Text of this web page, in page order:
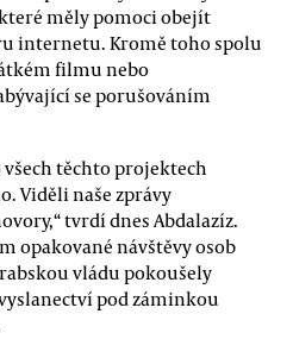
měly pomoci obejít
internetu. Kromě toho spolu
filmu nebo
se porušováním
všech těchto projektech
Viděli naše zprávy
tvrdí dnes Abdalazíz.
opakované návštěvy osob
vládu pokoušely
pod záminkou